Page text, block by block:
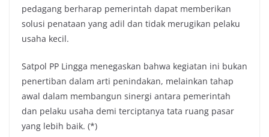
pedagang berharap pemerintah dapat memberikan
solusi penataan yang adil dan tidak merugikan pelaku
usaha kecil.
Satpol PP Lingga menegaskan bahwa kegiatan ini bukan
penertiban dalam arti penindakan, melainkan tahap
awal dalam membangun sinergi antara pemerintah
dan pelaku usaha demi terciptanya tata ruang pasar
yang lebih baik. (*)